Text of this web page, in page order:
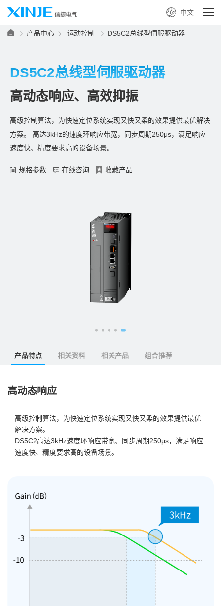
中文
产品中心 运动控制 DS5C2总线型伺服驱动器
DS5C2总线型伺服驱动器
高动态响应、高效抑振
高级控制算法，为快速定位系统实现又快又柔的效果提供最优解决
方案。 高达3kHz的速度环响应带宽，同步周期250μs，满足响应
速度快、精度要求高的设备场景。
规格参数 在线咨询 收藏产品
产品特点 相关资料 相关产品 组合推荐
高动态响应
高级控制算法，为快速定位系统实现又快又柔的效果提供最优
解决方案。
DS5C2高达3kHz速度环响应带宽、同步周期250μs，满足响应
速度快、精度要求高的设备场景。